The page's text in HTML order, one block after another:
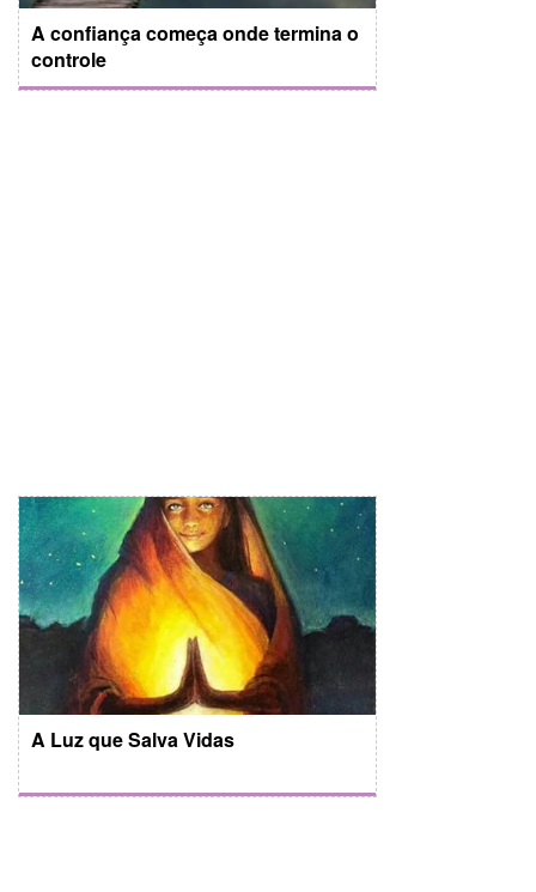
A confiança começa onde termina o
controle
A Luz que Salva Vidas